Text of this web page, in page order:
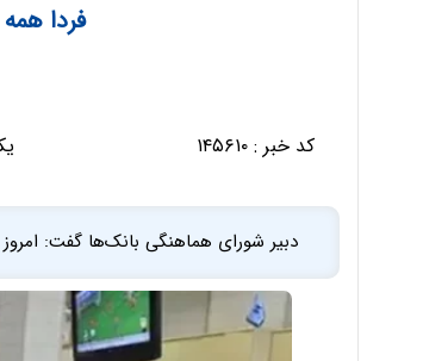
فردا
کد خبر :۱۴۵۶۱۰
دبیر شورای هماهنگی بانک‌ها گفت: